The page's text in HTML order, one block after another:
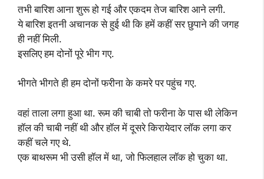
तभी बारिश आना शुरू हो गई और एकदम तेज बारिश आने लगी.
ये बारिश इतनी अचानक से हुई थी कि हमें कहीं सर छुपाने की जगह
ही नहीं मिली.
इसलिए हम दोनों पूरे भीग गए.
भीगते भीगते ही हम दोनों फरीना के कमरे पर पहुंच गए.
वहां ताला लगा हुआ था. रूम की चाबी तो फरीना के पास थी लेकिन
हॉल की चाबी नहीं थी और हॉल में दूसरे किरायेदार लॉक लगा कर
कहीं चले गए थे.
एक बाथरूम भी उसी हॉल में था, जो फिलहाल लॉक हो चुका था.